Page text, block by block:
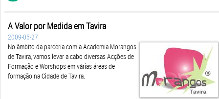
A Valor por Medida em Tavira
2009-05-27
No âmbito da parceria com a Academia Morangos
de Tavira, vamos levar a cabo diversas Acções de
Formação e Worshops em várias áreas de
formação na Cidade de Tavira.